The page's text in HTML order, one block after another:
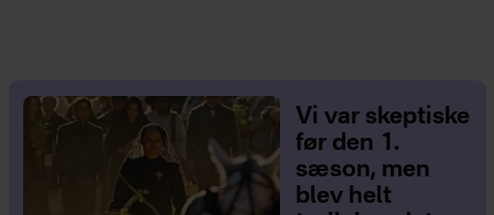
Vi var skeptiske
før den 1.
sæson, men
blev helt